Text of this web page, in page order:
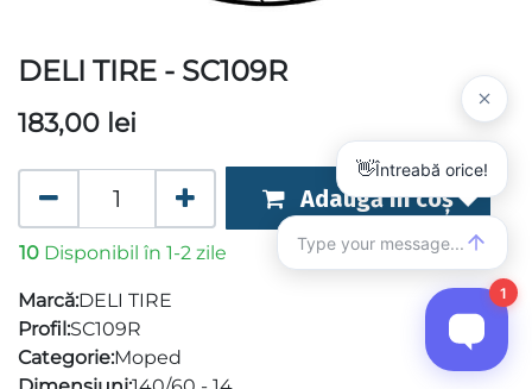
DELI TIRE - SC109R
183,00 lei
Adaugă în coș
10 Disponibil în 1-2 zile
Marcă:DELI TIRE
Profil:SC109R
Categorie:Moped